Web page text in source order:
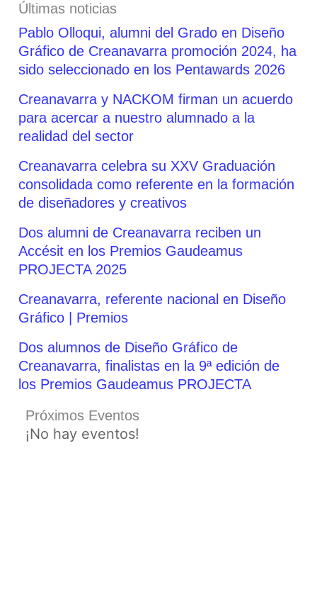
Últimas noticias
Pablo Olloqui, alumni del Grado en Diseño
Gráfico de Creanavarra promoción 2024, ha
sido seleccionado en los Pentawards 2026
Creanavarra y NACKOM firman un acuerdo
para acercar a nuestro alumnado a la
realidad del sector
Creanavarra celebra su XXV Graduación
consolidada como referente en la formación
de diseñadores y creativos
Dos alumni de Creanavarra reciben un
Accésit en los Premios Gaudeamus
PROJECTA 2025
Creanavarra, referente nacional en Diseño
Gráfico | Premios
Dos alumnos de Diseño Gráfico de
Creanavarra, finalistas en la 9ª edición de
los Premios Gaudeamus PROJECTA
Próximos Eventos
¡No hay eventos!